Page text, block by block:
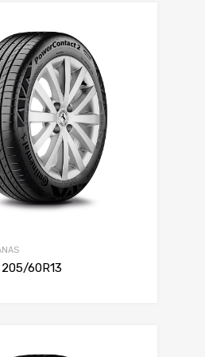
60R13